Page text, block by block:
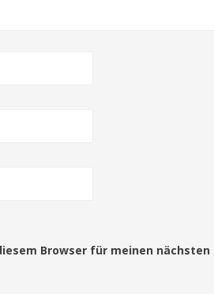
Browser für meinen nächsten